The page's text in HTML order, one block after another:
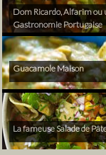
Dom Ricardo, Alfarim ou
Gastronomie Portugaise
Guacamole Maison
La fameuse Salade de